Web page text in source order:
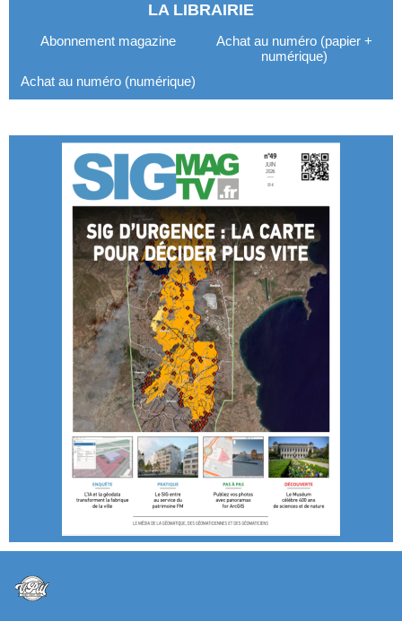
LA LIBRAIRIE
Abonnement magazine
Achat au numéro (papier +
numérique)
Achat au numéro (numérique)